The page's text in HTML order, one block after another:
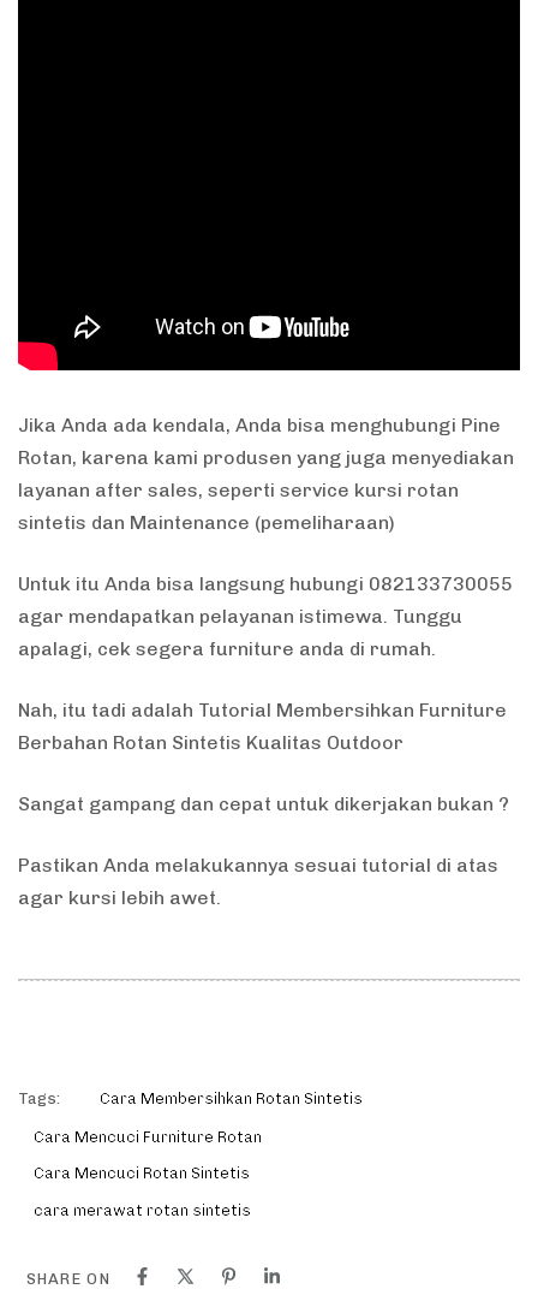
Jika Anda ada kendala, Anda bisa menghubungi Pine
Rotan, karena kami produsen yang juga menyediakan
layanan after sales, seperti service kursi rotan
sintetis dan Maintenance (pemeliharaan)
Untuk itu Anda bisa langsung hubungi 082133730055
agar mendapatkan pelayanan istimewa. Tunggu
apalagi, cek segera furniture anda di rumah.
Nah, itu tadi adalah Tutorial Membersihkan Furniture
Berbahan Rotan Sintetis Kualitas Outdoor
Sangat gampang dan cepat untuk dikerjakan bukan ?
Pastikan Anda melakukannya sesuai tutorial di atas
agar kursi lebih awet.
Tags: Cara Membersihkan Rotan Sintetis
Cara Mencuci Furniture Rotan
Cara Mencuci Rotan Sintetis
cara merawat rotan sintetis
SHARE ON